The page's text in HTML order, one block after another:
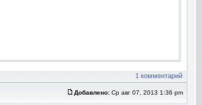
1 комментарий
Добавлено: Ср авг 07, 2013 1:36 pm